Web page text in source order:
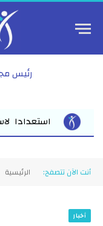
رئيس
الجديد وكيل أول
أنت الآن تتصفح: الرئيسية
أخبار